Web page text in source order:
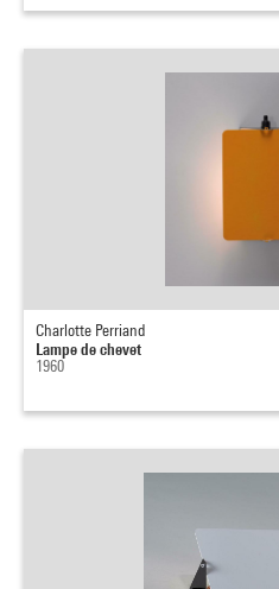
Charlotte Perriand
Lampe de chevet
1960